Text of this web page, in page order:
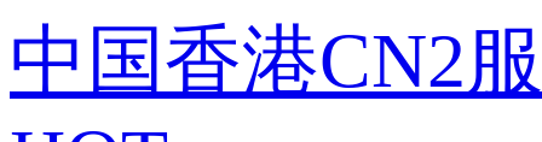
中国香港CN2